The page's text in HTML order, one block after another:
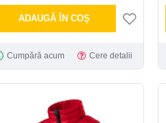
ADAUGĂ ÎN COŞ
Cumpără acum Cere detalii